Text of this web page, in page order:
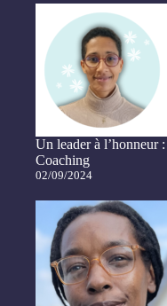
Un leader à l’honneur
Coaching
02/09/2024